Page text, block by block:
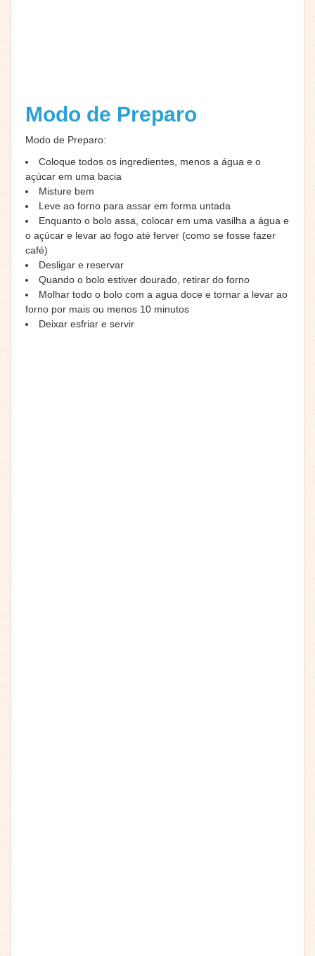
Modo de Preparo
Modo de Preparo:
Coloque todos os ingredientes, menos a água e o
açúcar em uma bacia
Misture bem
Leve ao forno para assar em forma untada
Enquanto o bolo assa, colocar em uma vasilha a água e
o açúcar e levar ao fogo até ferver (como se fosse fazer
café)
Desligar e reservar
Quando o bolo estiver dourado, retirar do forno
Molhar todo o bolo com a agua doce e tornar a levar ao
forno por mais ou menos 10 minutos
Deixar esfriar e servir